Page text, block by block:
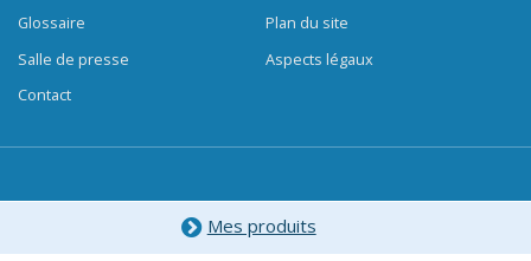
Glossaire
Salle de presse
Contact
Plan du site
Aspects légaux
Mes produits